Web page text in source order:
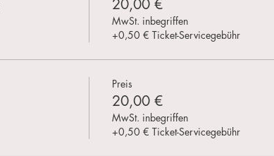
20,00 €
MwSt. inbegriffen
+0,50 € Ticket-Servicegebühr
Preis
20,00 €
MwSt. inbegriffen
+0,50 € Ticket-Servicegebühr